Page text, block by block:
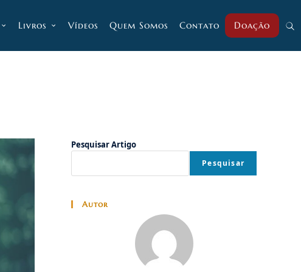
Livros Vídeos Quem Somos Contato Doação
Pesquisar Artigo
Pesquisar
Autor